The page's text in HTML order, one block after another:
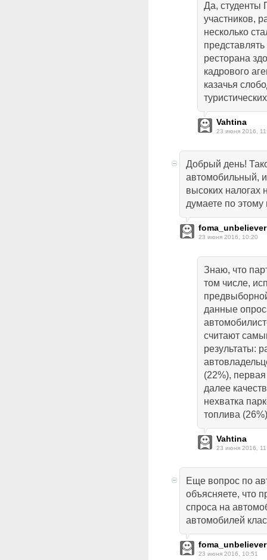
Да, студенты
участников,
несколько
ресторана
кадрового
казачья
Vahtina
23 июня 2016,
Добрый день!
автомобильный,
высоких налогах
думаете по этому
foma_unbeliever
23 июня 2016, 10:20
Знаю, что
том числе,
данные
считают
результаты:
(22%),
далее
нехватка
топлива (26%)
Vahtina
23 июня 2016,
Еще вопрос по
объясняете, что
спроса на
автомобилей
foma_unbeliever
23 июня 2016, 10:51